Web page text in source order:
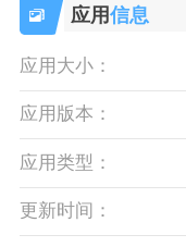
应用信息
应用大小：
应用版本：
应用类型：
更新时间：